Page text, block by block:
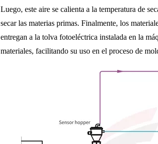
Luego, este aire se calienta a la temperatura de
secar las materias primas. Finalmente, los
entregan a la tolva fotoeléctrica instalada en la
materiales, facilitando su uso en el proceso de